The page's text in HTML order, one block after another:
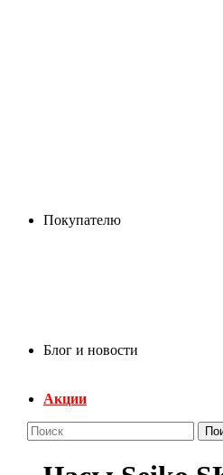
Покупателю
Блог и новости
Акции